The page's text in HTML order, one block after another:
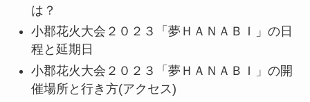
は？
小郡花火大会２０２３「夢ＨＡＮＡＢＩ」の日
程と延期日
小郡花火大会２０２３「夢ＨＡＮＡＢＩ」の開
催場所と行き方(アクセス)